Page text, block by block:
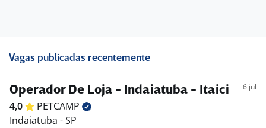
Vagas publicadas recentemente
Operador De Loja - Indaiatuba - Itaici 6 jul
4,0
PETCAMP
Indaiatuba - SP